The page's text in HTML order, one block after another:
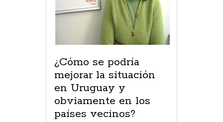
¿Cómo se podría
mejorar la situación
en Uruguay y
obviamente en los
países vecinos?